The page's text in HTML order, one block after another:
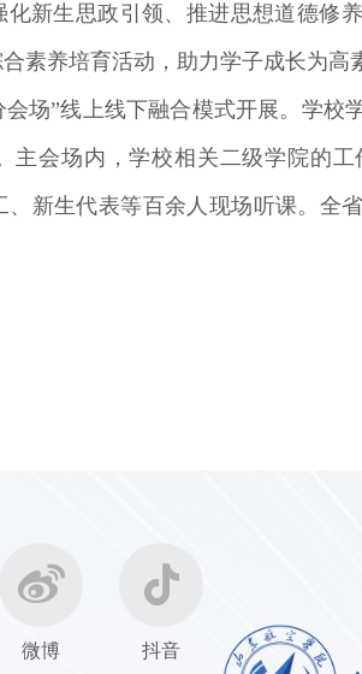
化新生思政引领、推进思想道德修
素养培育活动，助力学子成长为高
场”线上线下融合模式开展。学校
主会场内，学校相关二级学院的
新生代表等百余人现场听课。全
微博 抖音